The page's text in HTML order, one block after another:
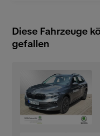
Diese Fahrzeuge
gefallen